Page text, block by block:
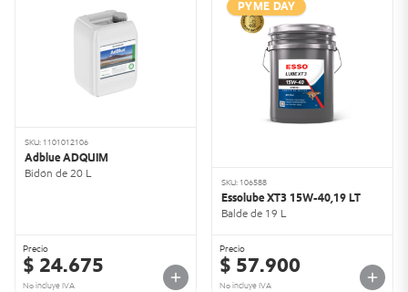
SKU: 1101012106
Adblue ADQUIM
Bidón de 20 L
Precio
$ 24.675
No incluye IVA
PYME DAY
SKU: 106588
Essolube XT3 15W-40,19 LT
Balde de 19 L
Precio
$ 57.900
No incluye IVA